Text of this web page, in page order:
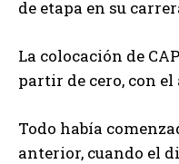
de etapa en su
La colocación de
partir de cero, con
Todo había
anterior, cuando el